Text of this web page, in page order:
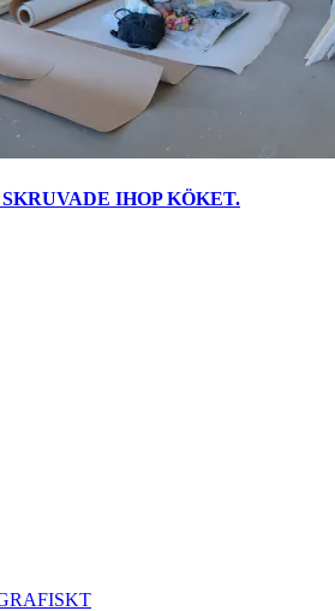
IHOP KÖKET.